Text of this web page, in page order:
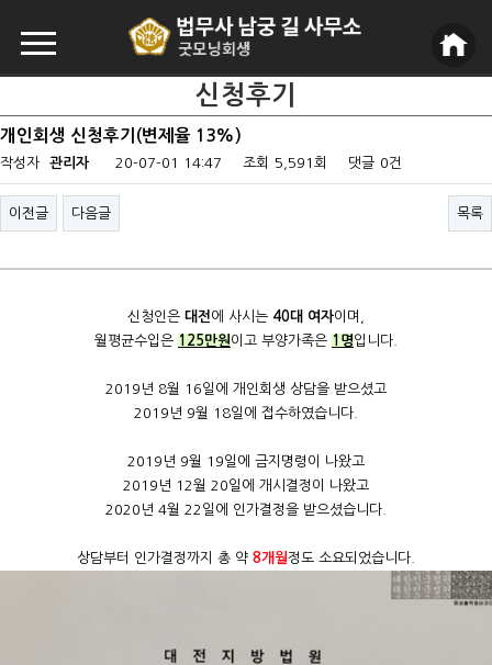
신청후기
개인회생 신청후기(변제율 13%)
작성자 관리자 20-07-01 14:47 조회 5,591회 댓글 0건
이전글 다음글 목록
신청인은 대전에 사시는 40대 여자이며,
월평균수입은 125만원이고 부양가족은 1명입니다.
2019년 8월 16일에 개인회생 상담을 받으셨고
2019년 9월 18일에 접수하였습니다.
2019년 9월 19일에 금지명령이 나왔고​
2019년 12월 20일에 개시결정이 나왔고
2020년 4월 22일에 인가결정을 받으셨습니다.
상담부터 인가결정까지 총 약 8개월정도 소요되었습니다.